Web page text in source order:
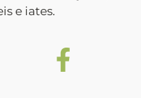
e iates.